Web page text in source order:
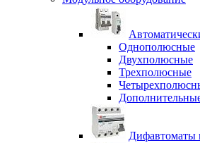
Однополюсные
Двухполюсные
Трехполюсные